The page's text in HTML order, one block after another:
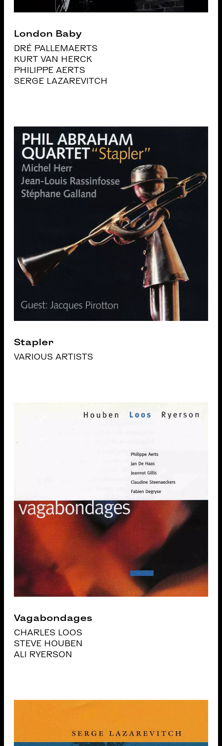
London Baby
DRÉ PALLEMAERTS
KURT VAN HERCK
PHILIPPE AERTS
SERGE LAZAREVITCH
Stapler
VARIOUS ARTISTS
Vagabondages
CHARLES LOOS
STEVE HOUBEN
ALI RYERSON